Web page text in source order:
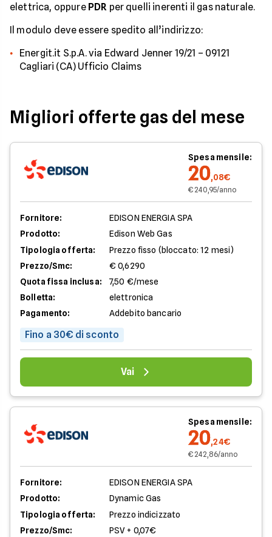
elettrica, oppure PDR per quelli inerenti il gas naturale.
Il modulo deve essere spedito all’indirizzo:
Energit.it S.p.A. via Edward Jenner 19/21 – 09121
Cagliari (CA) Ufficio Claims
Migliori offerte gas del mese
Spesa mensile:
20,08€
€ 240,95/anno
Fornitore:
EDISON ENERGIA SPA
Prodotto:
Edison Web Gas
Tipologia offerta:
Prezzo fisso (bloccato: 12 mesi)
Prezzo/Smc:
€ 0,6290
Quota fissa inclusa:
7,50 €/mese
Bolletta:
elettronica
Pagamento:
Addebito bancario
Fino a 30€ di sconto
Vai
Spesa mensile:
20,24€
€ 242,86/anno
Fornitore:
EDISON ENERGIA SPA
Prodotto:
Dynamic Gas
Tipologia offerta:
Prezzo indicizzato
Prezzo/Smc:
PSV + 0,07€